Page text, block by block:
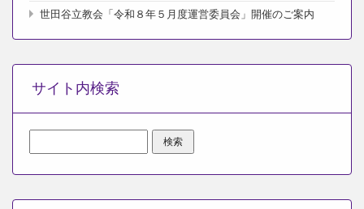
世田谷立教会「令和８年５月度運営委員会」開催のご案内
サイト内検索
索: